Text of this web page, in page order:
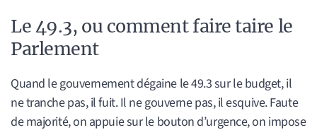
Le 49.3, ou comment faire taire le
Parlement
Quand le gouvernement dégaine le 49.3 sur le budget, il
ne tranche pas, il fuit. Il ne gouverne pas, il esquive. Faute
de majorité, on appuie sur le bouton d’urgence, on impose